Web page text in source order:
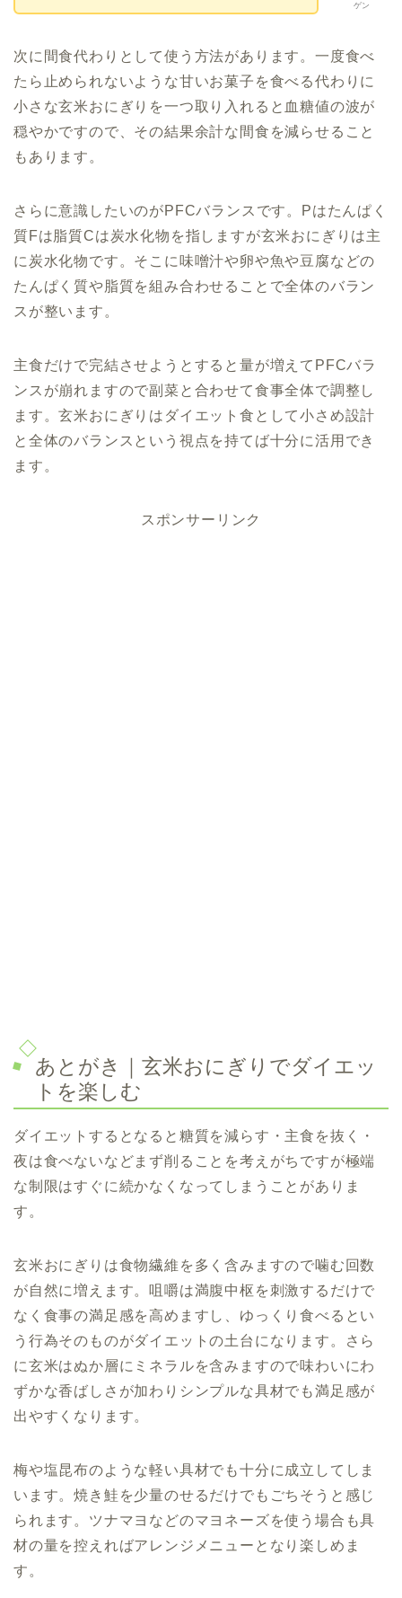
ゲン
次に間食代わりとして使う方法があります。一度食べ
たら止められないような甘いお菓子を食べる代わりに
小さな玄米おにぎりを一つ取り入れると血糖値の波が
穏やかですので、その結果余計な間食を減らせること
もあります。
さらに意識したいのがPFCバランスです。Pはたんぱく
質Fは脂質Cは炭水化物を指しますが玄米おにぎりは主
に炭水化物です。そこに味噌汁や卵や魚や豆腐などの
たんぱく質や脂質を組み合わせることで全体のバラン
スが整います。
主食だけで完結させようとすると量が増えてPFCバラ
ンスが崩れますので副菜と合わせて食事全体で調整し
ます。玄米おにぎりはダイエット食として小さめ設計
と全体のバランスという視点を持てば十分に活用でき
ます。
スポンサーリンク
あとがき｜玄米おにぎりでダイエッ
トを楽しむ
ダイエットするとなると糖質を減らす・主食を抜く・
夜は食べないなどまず削ることを考えがちですが極端
な制限はすぐに続かなくなってしまうことがありま
す。
玄米おにぎりは食物繊維を多く含みますので噛む回数
が自然に増えます。
咀嚼は満腹中枢を刺激するだけで
なく食事の満足感を高めますし、ゆっくり食べるとい
う行為そのものがダイエットの土台になります。さら
に玄米はぬか層にミネラルを含みますので味わいにわ
ずかな香ばしさが加わりシンプルな具材でも満足感が
出やすくなります。
梅や塩昆布のような軽い具材でも十分に成立してしま
います。焼き鮭を少量のせるだけでもごちそうと感じ
られます。ツナマヨなどのマヨネーズを使う場合も具
材の量を控えればアレンジメニューとなり楽しめま
す。